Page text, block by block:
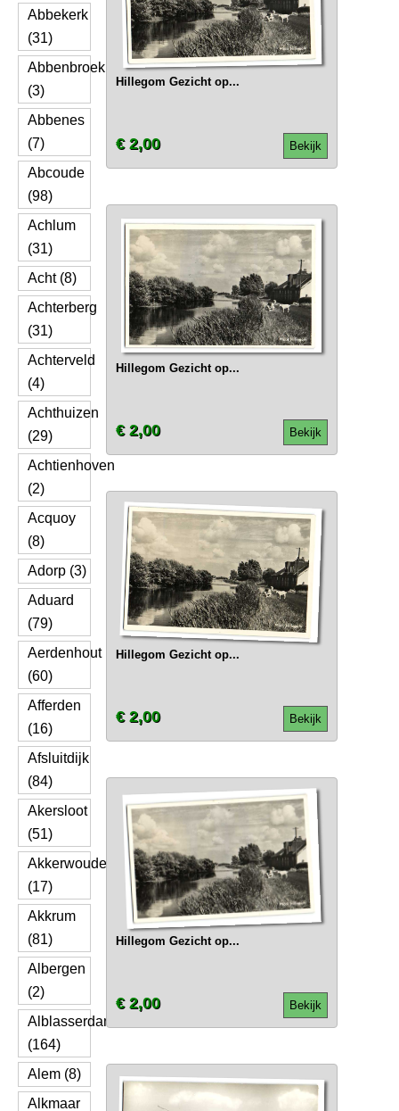
Abbekerk
(31)
Abbenbroek
(3)
Abbenes
(7)
Abcoude
(98)
Achlum
(31)
Acht (8)
Achterberg
(31)
Achterveld
(4)
Achthuizen
(29)
Achtienhoven
(2)
Acquoy
(8)
Adorp (3)
Aduard
(79)
Aerdenhout
(60)
Afferden
(16)
Afsluitdijk
(84)
Akersloot
(51)
Akkerwoude
(17)
Akkrum
(81)
Albergen
(2)
Alblasserdam
(164)
Alem (8)
Alkmaar
Hillegom Gezicht op...
Bekijk
€ 2,00
Hillegom Gezicht op...
Bekijk
€ 2,00
Hillegom Gezicht op...
Bekijk
€ 2,00
Hillegom Gezicht op...
Bekijk
€ 2,00